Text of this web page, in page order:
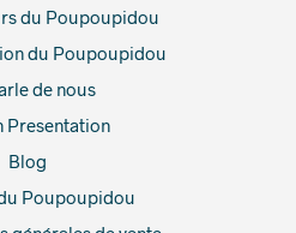
du Poupoupidou
du Poupoupidou
de nous
Presentation
Blog
Poupoupidou